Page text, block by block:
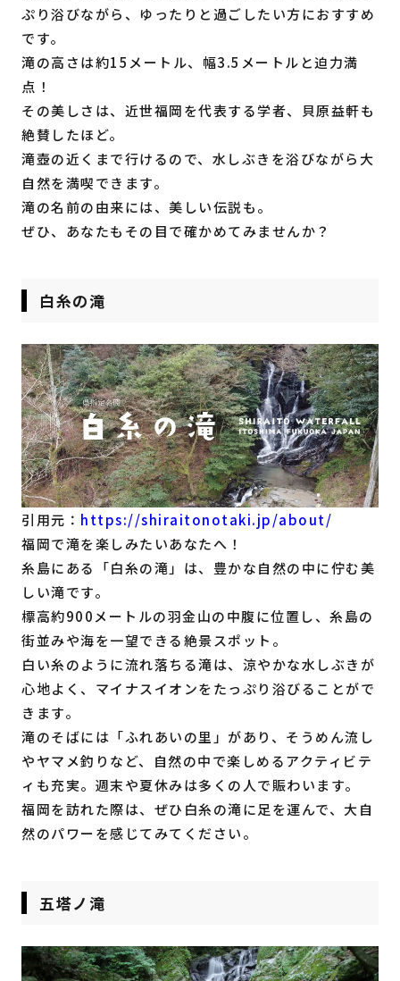
ぷり浴びながら、ゆったりと過ごしたい方におすすめ
です。
滝の高さは約15メートル、幅3.5メートルと迫力満
点！
その美しさは、近世福岡を代表する学者、貝原益軒も
絶賛したほど。
滝壺の近くまで行けるので、水しぶきを浴びながら大
自然を満喫できます。
滝の名前の由来には、美しい伝説も。
ぜひ、あなたもその目で確かめてみませんか？
白糸の滝
引用元： https://shiraitonotaki.jp/about/
福岡で滝を楽しみたいあなたへ！
糸島にある「白糸の滝」は、豊かな自然の中に佇む美
しい滝です。
標高約900メートルの羽金山の中腹に位置し、糸島の
街並みや海を一望できる絶景スポット。
白い糸のように流れ落ちる滝は、涼やかな水しぶきが
心地よく、マイナスイオンをたっぷり浴びることがで
きます。
滝のそばには「ふれあいの里」があり、そうめん流し
やヤマメ釣りなど、自然の中で楽しめるアクティビテ
ィも充実。週末や夏休みは多くの人で賑わいます。
福岡を訪れた際は、ぜひ白糸の滝に足を運んで、大自
然のパワーを感じてみてください。
五塔ノ滝